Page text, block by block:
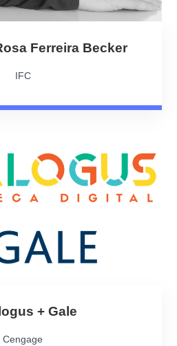
Ferreira Becker
IFC
+ Gale
Cengage